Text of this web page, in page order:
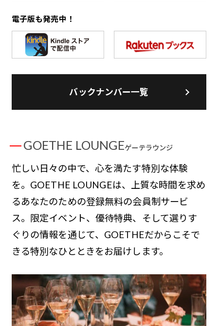
電子版も発売中！
バックナンバー一覧
GOETHE LOUNGEゲーテラウンジ
忙しい日々の中で、心を満たす特別な体験
を。GOETHE LOUNGEは、上質な時間を求め
るあなたのための登録無料の会員制サービ
ス。限定イベント、優待特典、そして選りす
ぐりの情報を通じて、GOETHEだからこそで
きる特別なひとときをお届けします。